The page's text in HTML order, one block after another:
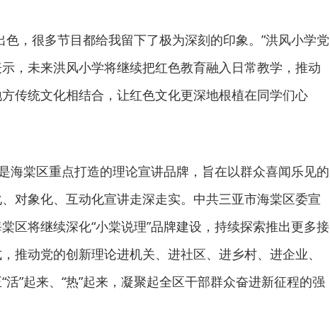
色，很多节目都给我留下了极为深刻的印象。”洪风小学党
，未来洪风小学将继续把红色教育融入日常教学，推动
传统文化相结合，让红色文化更深地根植在同学们心
海棠区重点打造的理论宣讲品牌，旨在以群众喜闻乐见的
对象化、互动化宣讲走深走实。中共三亚市海棠区委宣
区将继续深化“小棠说理”品牌建设，持续探索推出更多接
推动党的创新理论进机关、进社区、进乡村、进企业、
”起来、“热”起来，凝聚起全区干部群众奋进新征程的强